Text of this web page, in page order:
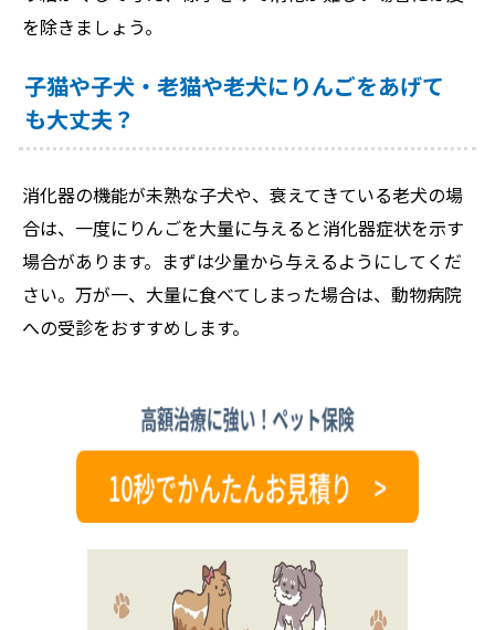
を除きましょう。
子猫や子犬・老猫や老犬にりんごをあげて
も大丈夫？
消化器の機能が未熟な子犬や、衰えてきている老犬の場
合は、一度にりんごを大量に与えると消化器症状を示す
場合があります。まずは少量から与えるようにしてくだ
さい。万が一、大量に食べてしまった場合は、動物病院
への受診をおすすめします。